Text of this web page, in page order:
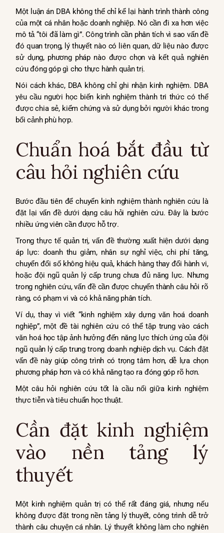
Một luận án DBA không thể chỉ kể lại hành trình thành công
của một cá nhân hoặc doanh nghiệp. Nó cần đi xa hơn việc
mô tả “tôi đã làm gì”. Công trình cần phân tích vì sao vấn đề
đó quan trọng, lý thuyết nào có liên quan, dữ liệu nào được
sử dụng, phương pháp nào được chọn và kết quả nghiên
cứu đóng góp gì cho thực hành quản trị.
Nói cách khác, DBA không chỉ ghi nhận kinh nghiệm. DBA
yêu cầu người học biến kinh nghiệm thành tri thức có thể
được chia sẻ, kiểm chứng và sử dụng bởi người khác trong
bối cảnh phù hợp.
Chuẩn hoá bắt đầu từ
câu hỏi nghiên cứu
Bước đầu tiên để chuyển kinh nghiệm thành nghiên cứu là
đặt lại vấn đề dưới dạng câu hỏi nghiên cứu. Đây là bước
nhiều ứng viên cần được hỗ trợ.
Trong thực tế quản trị, vấn đề thường xuất hiện dưới dạng
áp lực: doanh thu giảm, nhân sự nghỉ việc, chi phí tăng,
chuyển đổi số không hiệu quả, khách hàng thay đổi hành vi,
hoặc đội ngũ quản lý cấp trung chưa đủ năng lực. Nhưng
trong nghiên cứu, vấn đề cần được chuyển thành câu hỏi rõ
ràng, có phạm vi và có khả năng phân tích.
Ví dụ, thay vì viết “kinh nghiệm xây dựng văn hoá doanh
nghiệp”, một đề tài nghiên cứu có thể tập trung vào cách
văn hoá học tập ảnh hưởng đến năng lực thích ứng của đội
ngũ quản lý cấp trung trong doanh nghiệp dịch vụ. Cách đặt
vấn đề này giúp công trình có trọng tâm hơn, dễ lựa chọn
phương pháp hơn và có khả năng tạo ra đóng góp rõ hơn.
Một câu hỏi nghiên cứu tốt là cầu nối giữa kinh nghiệm
thực tiễn và tiêu chuẩn học thuật.
Cần đặt kinh nghiệm
vào nền tảng lý
thuyết
Một kinh nghiệm quản trị có thể rất đáng giá, nhưng nếu
không được đặt trong nền tảng lý thuyết, công trình dễ trở
thành câu chuyện cá nhân. Lý thuyết không làm cho nghiên